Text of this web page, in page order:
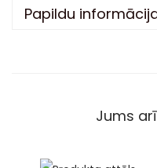
Papildu
Jums